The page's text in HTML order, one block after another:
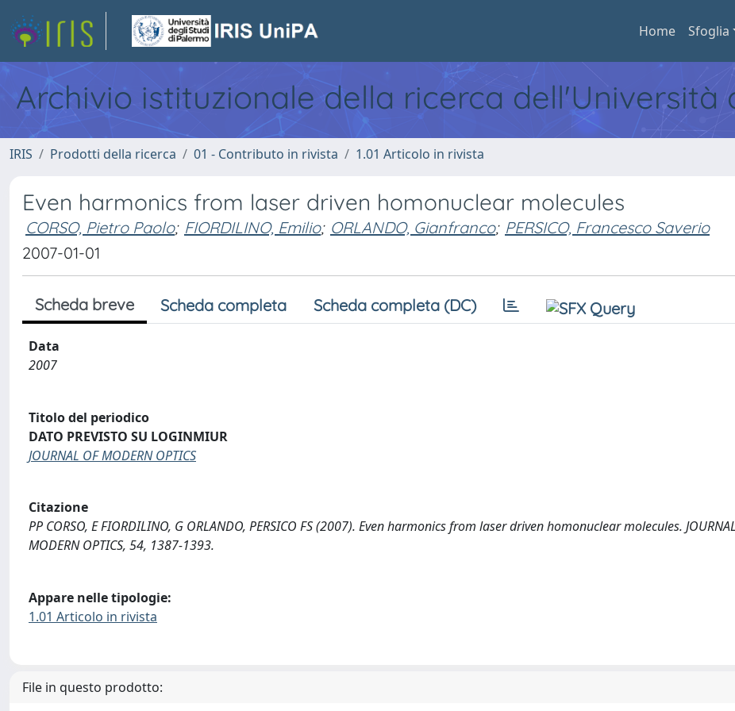
Home Sfoglia
Archivio istituzionale della ricerca dell'Università
IRIS Prodotti della ricerca 01 - Contributo in rivista 1.01 Articolo in rivista
Even harmonics from laser driven homonuclear molecules
CORSO, Pietro Paolo; FIORDILINO, Emilio; ORLANDO, Gianfranco; PERSICO, Francesco Saverio
2007-01-01
Scheda breve Scheda completa Scheda completa (DC)
Data
2007
Titolo del periodico
DATO PREVISTO SU LOGINMIUR
JOURNAL OF MODERN OPTICS
Citazione
PP CORSO, E FIORDILINO, G ORLANDO, PERSICO FS (2007). Even harmonics from laser driven homonuclear molecules.
MODERN OPTICS, 54, 1387-1393.
Appare nelle tipologie:
1.01 Articolo in rivista
File in questo prodotto: